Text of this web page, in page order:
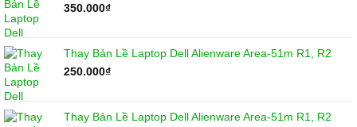
350.000₫
Thay Bản Lề Laptop Dell Alienware Area-51m R1, R2
250.000₫
Thay Bản Lề Laptop Dell Alienware Area-51m R1, R2